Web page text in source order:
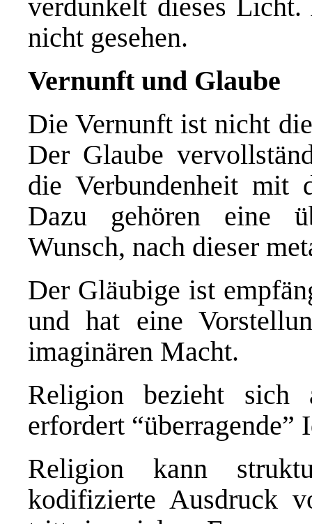
verdunkelt dieses
nicht gesehen.
Vernunft und Glaube
Die Vernunft ist nicht
Der Glaube
die Verbundenheit mit
Dazu gehören eine
Wunsch, nach dieser
Der Gläubige ist
und hat eine
imaginären Macht.
Religion bezieht sich
erfordert “überragende”
Religion kann
kodifizierte Ausdruck